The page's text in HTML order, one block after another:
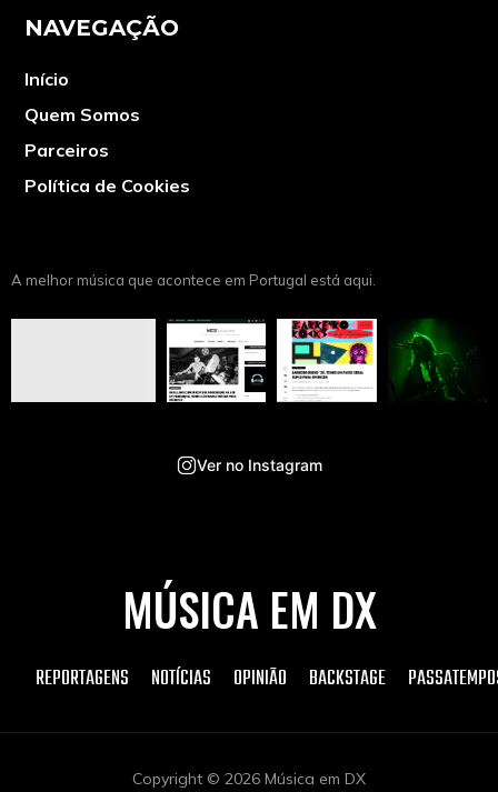
NAVEGAÇÃO
Início
Quem Somos
Parceiros
Política de Cookies
A melhor música que acontece em Portugal está aqui.
Ver no Instagram
MÚSICA EM DX
REPORTAGENS NOTÍCIAS OPINIÃO BACKSTAGE
Copyright © 2026 Música em DX